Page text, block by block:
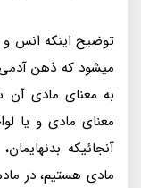
توضیح اینکه انس
میشود که ذهن
به معنای مادی آن
معنای مادی و یا
آنجائیکه
مادی هستیم، در